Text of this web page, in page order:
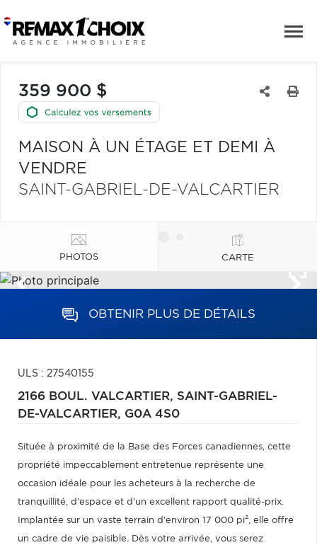
359 900 $
MAISON À UN ÉTAGE ET DEMI À
VENDRE
SAINT-GABRIEL-DE-VALCARTIER
PHOTOS CARTE
OBTENIR PLUS DE DÉTAILS
ULS : 27540155
2166 BOUL. VALCARTIER, SAINT-GABRIEL-
DE-VALCARTIER, G0A 4S0
Située à proximité de la Base des Forces canadiennes, cette
propriété impeccablement entretenue représente une
occasion idéale pour les acheteurs à la recherche de
tranquillité, d'espace et d'un excellent rapport qualité-prix.
Implantée sur un vaste terrain d'environ 17 000 pi², elle offre
un cadre de vie paisible. Dès votre arrivée, vous serez